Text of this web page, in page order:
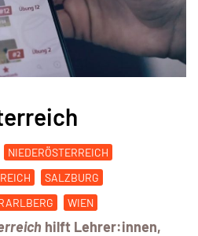
NIEDERÖSTERREICH
SALZBURG
WIEN
hilft Lehrer:innen,